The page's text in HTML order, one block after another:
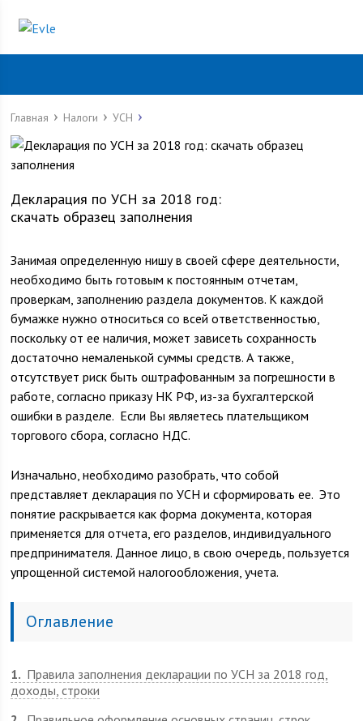
Главная Налоги УСН
Декларация по УСН за 2018 год:
скачать образец заполнения
Занимая определенную нишу в своей сфере деятельности,
необходимо быть готовым к постоянным отчетам,
проверкам, заполнению раздела документов. К каждой
бумажке нужно относиться со всей ответственностью,
поскольку от ее наличия, может зависеть сохранность
достаточно немаленькой суммы средств. А также,
отсутствует риск быть оштрафованным за погрешности в
работе, согласно приказу НК РФ, из-за бухгалтерской
ошибки в разделе. Если Вы являетесь плательщиком
торгового сбора, согласно НДС.
Изначально, необходимо разобрать, что собой
представляет декларация по УСН и сформировать ее. Это
понятие раскрывается как форма документа, которая
применяется для отчета, его разделов, индивидуального
предпринимателя. Данное лицо, в свою очередь, пользуется
упрощенной системой налогообложения, учета.
Оглавление
1
Правила заполнения декларации по УСН за 2018 год,
доходы, строки